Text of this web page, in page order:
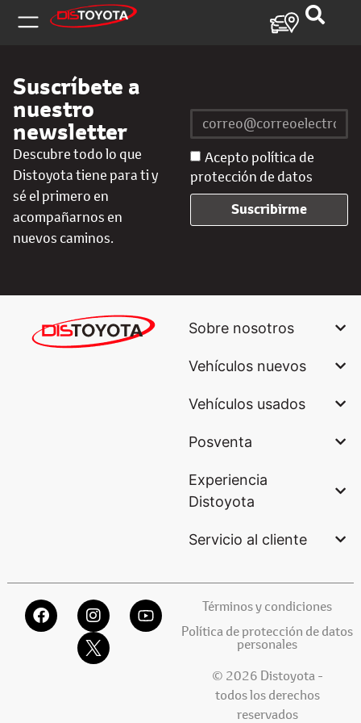
Suscríbete a
nuestro
newsletter
Descubre todo lo que
Distoyota tiene para ti y
sé el primero en
acompañarnos en
nuevos caminos.
Acepto política de
protección de datos
Suscribirme
Sobre nosotros
Vehículos nuevos
Vehículos usados
Posventa
Experiencia
Distoyota
Servicio al cliente
Términos y condiciones
Política de protección de datos
personales
© 2026 Distoyota -
todos los derechos
reservados